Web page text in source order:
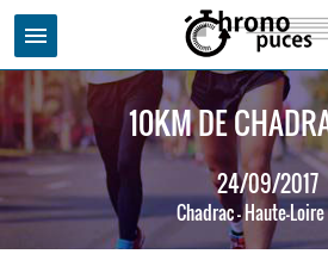
menu
10KM DE
24/09/2017
Chadrac - Haute-